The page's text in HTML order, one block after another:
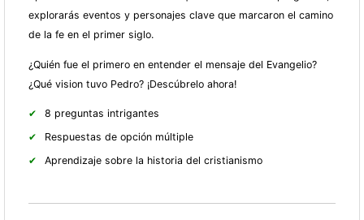
explorarás eventos y personajes clave que marcaron el camino
de la fe en el primer siglo.
¿Quién fue el primero en entender el mensaje del Evangelio?
¿Qué vision tuvo Pedro? ¡Descúbrelo ahora!
8 preguntas intrigantes
Respuestas de opción múltiple
Aprendizaje sobre la historia del cristianismo